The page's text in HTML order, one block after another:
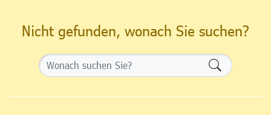
Nicht gefunden, wonach Sie suchen?